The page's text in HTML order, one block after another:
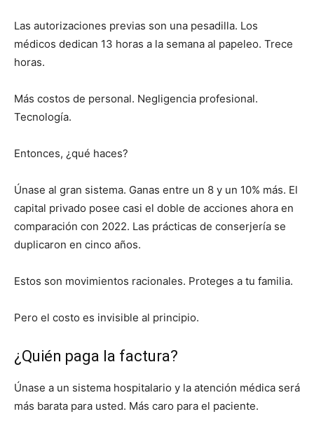
Las autorizaciones previas son una pesadilla. Los
médicos dedican 13 horas a la semana al papeleo. Trece
horas.
Más costos de personal. Negligencia profesional.
Tecnología.
Entonces, ¿qué haces?
Únase al gran sistema. Ganas entre un 8 y un 10% más. El
capital privado posee casi el doble de acciones ahora en
comparación con 2022. Las prácticas de conserjería se
duplicaron en cinco años.
Estos son movimientos racionales. Proteges a tu familia.
Pero el costo es invisible al principio.
¿Quién paga la factura?
Únase a un sistema hospitalario y la atención médica será
más barata para usted. Más caro para el paciente.